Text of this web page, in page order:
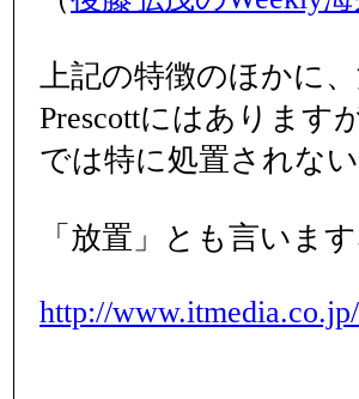
上記の特徴のほかに
Prescottにはあります
では特に処置されない
「放置」とも言います
http://